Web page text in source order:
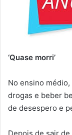
‘Quase morri’
No ensino
drogas e beber
de desespero e